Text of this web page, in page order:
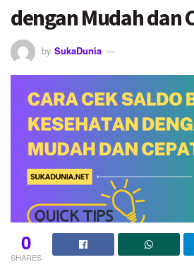
dengan Mudah dan
by SukaDunia
0
SHARES